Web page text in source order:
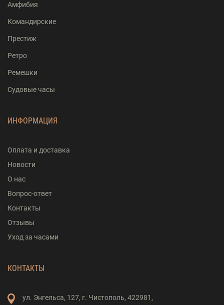
Амфибия
Командирские
Престиж
Ретро
Ремешки
Судовые часы
ИНФОРМАЦИЯ
Оплата и доставка
Новости
О нас
Вопрос-ответ
Контакты
Отзывы
Уход за часами
КОНТАКТЫ
ул. Энгельса, 127, г. Чистополь, 422981,